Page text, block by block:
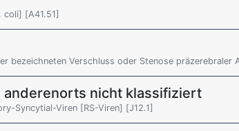
coli] [A41.51]
bezeichneten Verschluss oder Stenose präzerebraler
anderenorts nicht klassifiziert
Syncytial-Viren [RS-Viren] [J12.1]